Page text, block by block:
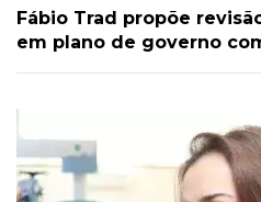
Fábio Trad propõe
em plano de governo